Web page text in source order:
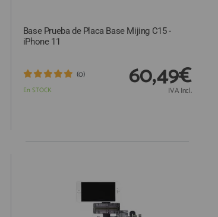
Base Prueba de Placa Base Mijing C15 -
iPhone 11
En STOCK
(0) 60,49€
IVA Incl.